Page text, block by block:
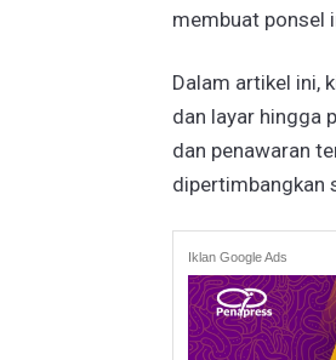
membuat ponsel
Dalam artikel ini,
dan layar hingga
dan penawaran
dipertimbangkan
Iklan Google Ads